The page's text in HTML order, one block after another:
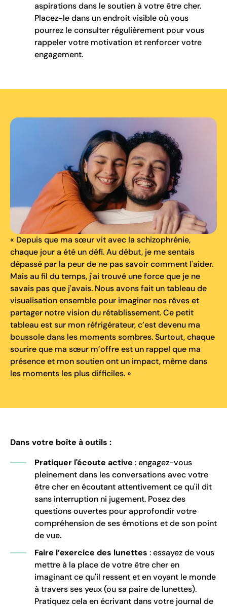
aspirations dans le soutien à votre être cher.
Placez-le dans un endroit visible où vous
pourrez le consulter régulièrement pour vous
rappeler votre motivation et renforcer votre
engagement.
« Depuis que ma sœur vit avec la schizophrénie,
chaque jour a été un défi. Au début, je me sentais
dépassé par la peur de ne pas savoir comment l'aider.
Mais au fil du temps, j'ai trouvé une force que je ne
savais pas que j'avais. Nous avons fait un tableau de
visualisation ensemble pour imaginer nos rêves et
partager notre vision du rétablissement. Ce petit
tableau est sur mon réfrigérateur, c’est devenu ma
boussole dans les moments sombres. Surtout, chaque
sourire que ma sœur m’offre est un rappel que ma
présence et mon soutien ont un impact, même dans
les moments les plus difficiles. »
Dans votre boîte à outils :
Pratiquer l'écoute active : engagez-vous
pleinement dans les conversations avec votre
être cher en écoutant attentivement ce qu'il dit
sans interruption ni jugement. Posez des
questions ouvertes pour approfondir votre
compréhension de ses émotions et de son point
de vue.
Faire l’exercice des lunettes : essayez de vous
mettre à la place de votre être cher en
imaginant ce qu'il ressent et en voyant le monde
à travers ses yeux (ou sa paire de lunettes).
Pratiquez cela en écrivant dans votre journal de